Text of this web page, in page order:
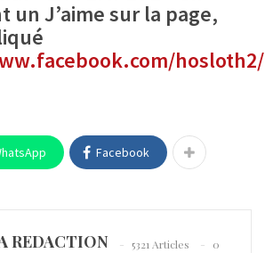
un J’aime sur la page,
hosloth2/
Facebook
REDACTION 5321 Articles 0